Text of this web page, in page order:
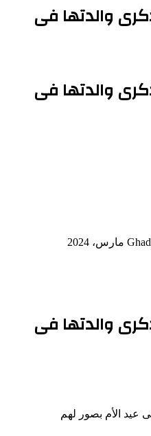
والدتها فى
والدتها فى
والدتها فى
عيد الأم بصور لهم